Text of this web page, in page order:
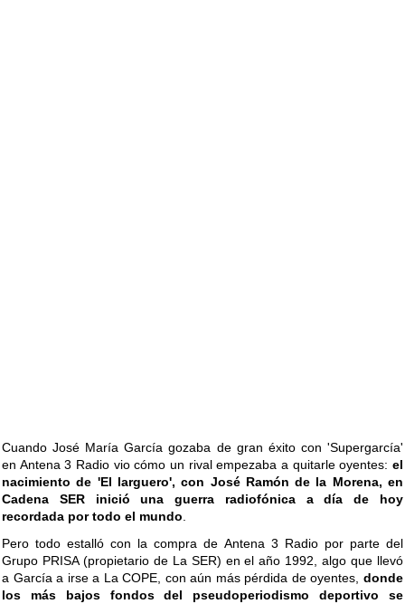
Cuando José María García gozaba de gran éxito con 'Supergarcía'
en Antena 3 Radio vio cómo un rival empezaba a quitarle oyentes: el
nacimiento de 'El larguero', con José Ramón de la Morena, en
Cadena SER inició una guerra radiofónica a día de hoy
recordada por todo el mundo
Pero todo estalló con la compra de Antena 3 Radio por parte del
Grupo PRISA (propietario de La SER) en el año 1992, algo que llevó
a García a irse a La COPE, con aún más pérdida de oyentes, donde
los más bajos fondos del pseudoperiodismo deportivo se